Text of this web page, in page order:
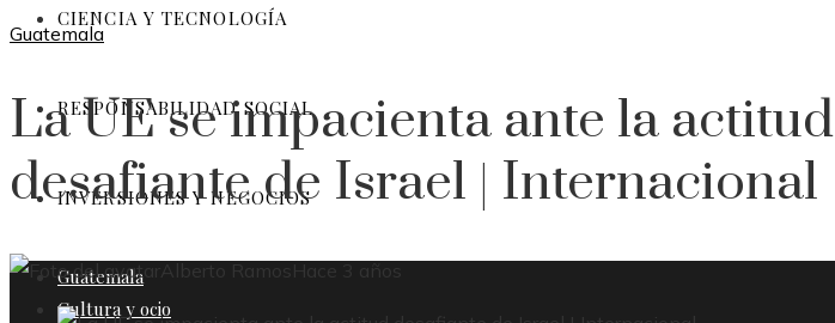
CIENCIA Y TECNOLOGÍA
RESPONSABILIDAD SOCIAL
INVERSIONES Y NEGOCIOS
Guatemala
Cultura y ocio
Guatemala
La UE se impacienta ante la actitud
desafiante de Israel | Internacional
Alberto Ramos Hace 3 años